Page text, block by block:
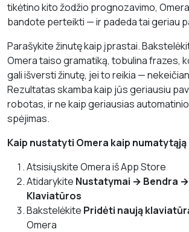
tikėtino kito žodžio prognozavimo,
bandote perteikti — ir padeda tai geriau
Parašykite žinutę kaip įprastai.
Omera taiso gramatiką, tobulina frazes,
gali išversti žinutę, jei to reikia —
Rezultatas skamba kaip jūs geriausiu
robotas, ir ne kaip geriausias
spėjimas.
Kaip nustatyti Omera kaip
Atsisiųskite Omera iš App Store
Atidarykite Nustatymai → Bendra
Klaviatūros
Bakstelėkite Pridėti naują
Omera